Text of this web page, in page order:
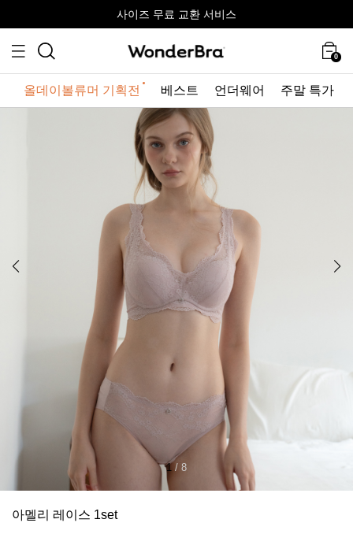
사이즈 무료 교환 서비스
올데이볼류머 기획전최대 10% 할인 쿠폰 + 사은품 증정
사이즈 무료 교환 서비스
올데이볼류머 기획전
0
올데이볼류머 기획전 베스트 언더웨어 주말 특가
1 / 8
아멜리 레이스 1set